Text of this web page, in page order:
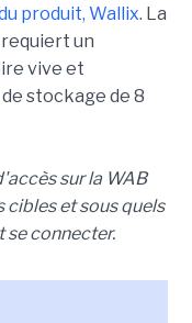
produit, Wallix. La
un
vive et
stockage de 8
sur la WAB
cibles et sous quels
connecter.